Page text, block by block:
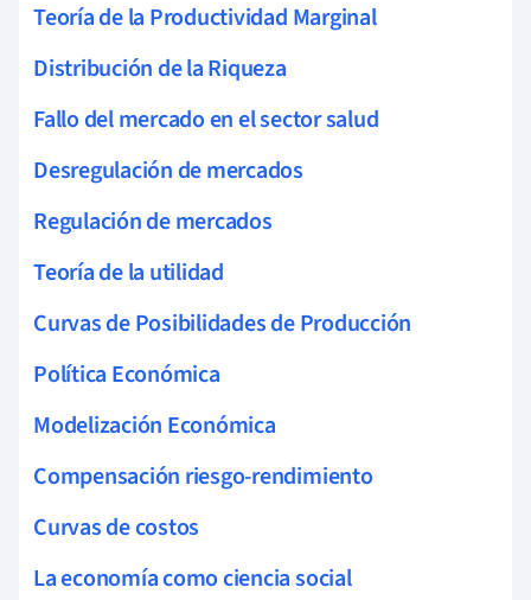
Teoría de la Productividad Marginal
Distribución de la Riqueza
Fallo del mercado en el sector salud
Desregulación de mercados
Regulación de mercados
Teoría de la utilidad
Curvas de Posibilidades de Producción
Política Económica
Modelización Económica
Compensación riesgo-rendimiento
Curvas de costos
La economía como ciencia social